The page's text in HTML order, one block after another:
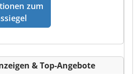
zum
& Top-Angebote